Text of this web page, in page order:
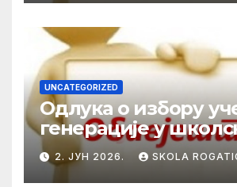
UNCATEGORIZED
Одлука о избору
генерације у
2025/2026. години
2. ЈУН 2026. SKOLA